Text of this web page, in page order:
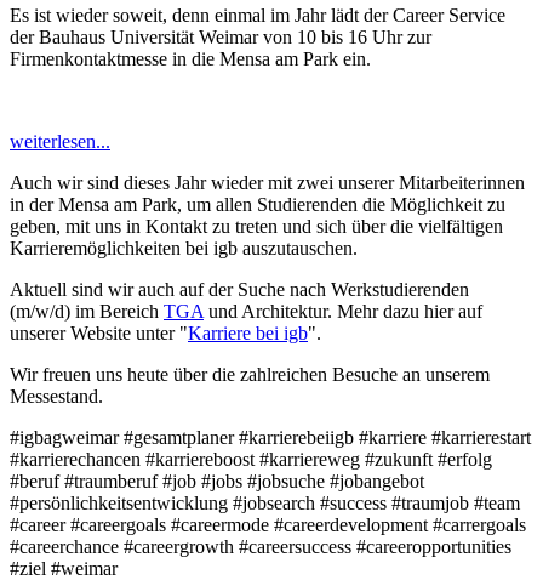
Es ist wieder soweit, denn einmal im Jahr lädt der Career Service
der Bauhaus Universität Weimar von 10 bis 16 Uhr zur
Firmenkontaktmesse in die Mensa am Park ein.
weiterlesen...
Auch wir sind dieses Jahr wieder mit zwei unserer Mitarbeiterinnen
in der Mensa am Park, um allen Studierenden die Möglichkeit zu
geben, mit uns in Kontakt zu treten und sich über die vielfältigen
Karrieremöglichkeiten bei igb auszutauschen.
Aktuell sind wir auch auf der Suche nach Werkstudierenden
(m/w/d) im Bereich TGA und Architektur. Mehr dazu hier auf
unserer Website unter "Karriere bei igb".
Wir freuen uns heute über die zahlreichen Besuche an unserem
Messestand.
#igbagweimar #gesamtplaner #karrierebeiigb #karriere #karrierestart
#karrierechancen #karriereboost #karriereweg #zukunft #erfolg
#beruf #traumberuf #job #jobs #jobsuche #jobangebot
#persönlichkeitsentwicklung #jobsearch #success #traumjob #team
#career #careergoals #careermode #careerdevelopment #carrergoals
#careerchance #careergrowth #careersuccess #careeropportunities
#ziel #weimar